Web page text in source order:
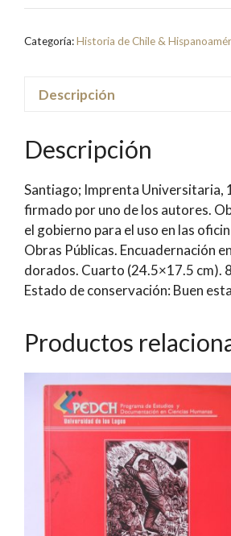
Leyes,
e
en
y
Especiales
de
Obras
Públicas
|
Astaburuaga
y
Alberto
Amengual
cantidad
Categoría:Historia de Chile &
Descripción
Descripción
Santiago; Imprenta Universitaria,
firmado por uno de los autores.
el gobierno para el uso en las
Obras Públicas. Encuadernación
dorados. Cuarto (24.5×17.5 cm).
Estado de conservación: Buen
Productos